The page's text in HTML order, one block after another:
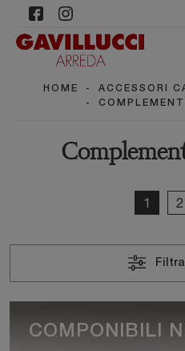
HOME - ACCESSORI
-
1 2
COMPONIBILI